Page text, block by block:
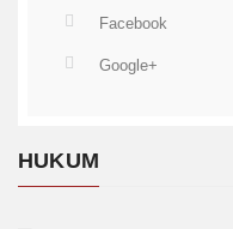
Facebook
Google+
HUKUM